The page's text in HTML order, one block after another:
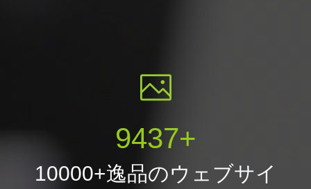
10000+
10000+逸品のウェブサイ